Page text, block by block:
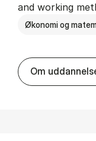
and working
Økonomi og
Om